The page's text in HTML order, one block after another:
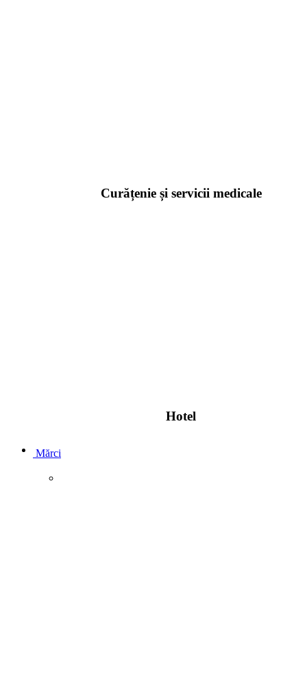
Curățenie și servicii medicale
Hotel
Mărci